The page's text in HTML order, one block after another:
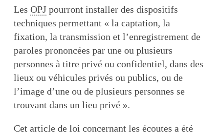
Les OPJ pourront installer des dispositifs
techniques permettant « la captation, la
fixation, la transmission et l’enregistrement de
paroles prononcées par une ou plusieurs
personnes à titre privé ou confidentiel, dans des
lieux ou véhicules privés ou publics, ou de
l’image d’une ou de plusieurs personnes se
trouvant dans un lieu privé ».
Cet article de loi concernant les écoutes a été